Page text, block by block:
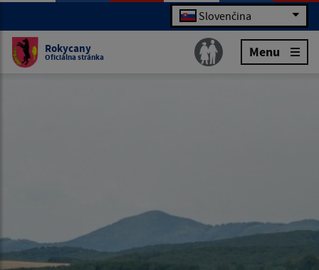
Slovenčina
Rokycany
Oficiálna stránka Menu